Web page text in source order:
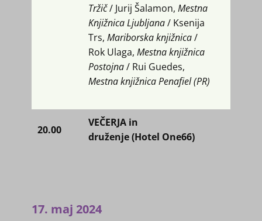
Tržič/ Jurij Šalamon, Mestna
Knjižnica Ljubljana/ Ksenija
Trs, Mariborska knjižnica/
Rok Ulaga, Mestna knjižnica
Postojna/ Rui Guedes,
Mestna knjižnica Penafiel(PR)
20.00
VEČERJA in
druženje (Hotel One66)
17. maj 2024